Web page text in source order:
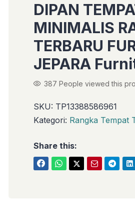
DIPAN
MINIMALIS
TERBARU
JEPARA
387 People viewed this
SKU: TP13388586961
Kategori: Rangka Tempat
Share this: